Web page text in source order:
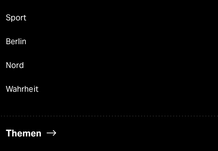
Sport
Berlin
Nord
Wahrheit
Themen